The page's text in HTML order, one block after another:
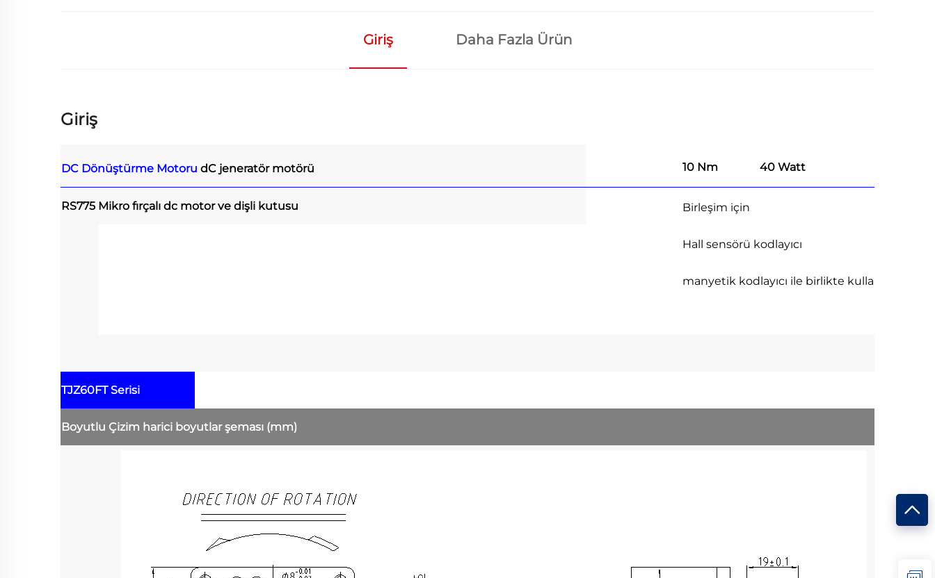
Giriş Daha Fazla Ürün
Giriş
DC Dönüştürme Motoru dC jeneratör motörü 10 Nm 40 Watt
RS775 Mikro fırçalı dc motor ve dişli kutusu Birleşim için
Hall sensörü kodlayıcı
manyetik kodlayıcı ile birlikte kullanılabilir
TJZ60FT Serisi
Boyutlu Çizim harici boyutlar şeması (mm)